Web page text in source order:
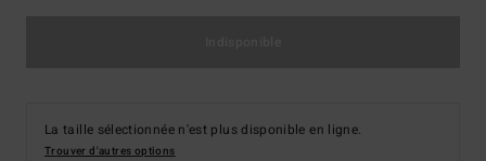
La taille sélectionnée n'est plus disponible en ligne.
Trouver d'autres options